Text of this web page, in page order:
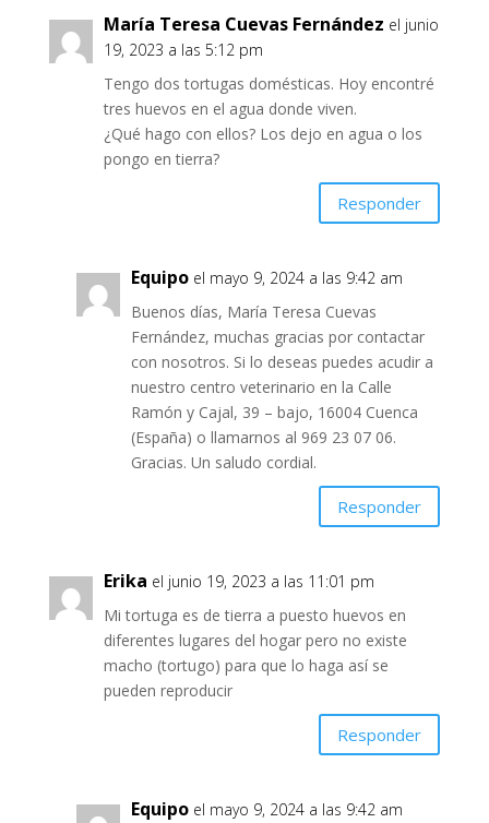
María Teresa Cuevas Fernández el junio
19, 2023 a las 5:12 pm
Tengo dos tortugas domésticas. Hoy encontré
tres huevos en el agua donde viven.
¿Qué hago con ellos? Los dejo en agua o los
pongo en tierra?
Responder
Equipo el mayo 9, 2024 a las 9:42 am
Buenos días, María Teresa Cuevas
Fernández, muchas gracias por contactar
con nosotros. Si lo deseas puedes acudir a
nuestro centro veterinario en la Calle
Ramón y Cajal, 39 – bajo, 16004 Cuenca
(España) o llamarnos al 969 23 07 06.
Gracias. Un saludo cordial.
Responder
Erika el junio 19, 2023 a las 11:01 pm
Mi tortuga es de tierra a puesto huevos en
diferentes lugares del hogar pero no existe
macho (tortugo) para que lo haga así se
pueden reproducir
Responder
Equipo el mayo 9, 2024 a las 9:42 am